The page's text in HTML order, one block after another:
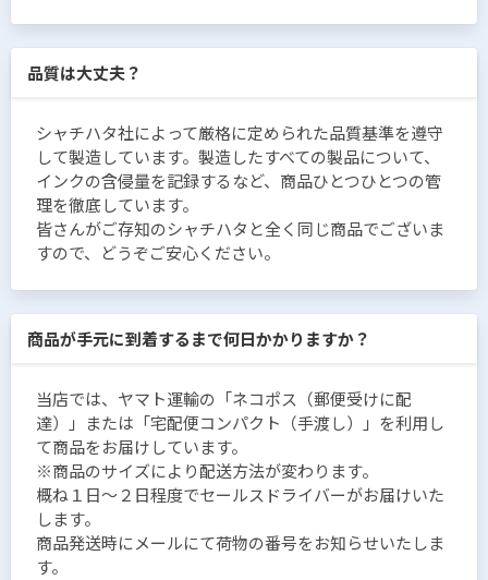
品質は大丈夫？
シャチハタ社によって厳格に定められた品質基準を遵守
して製造しています。製造したすべての製品について、
インクの含侵量を記録するなど、商品ひとつひとつの管
理を徹底しています。
皆さんがご存知のシャチハタと全く同じ商品でございま
すので、どうぞご安心ください。
商品が手元に到着するまで何日かかりますか？
当店では、ヤマト運輸の「ネコポス（郵便受けに配
達）」または「宅配便コンパクト（手渡し）」を利用し
て商品をお届けしています。
※商品のサイズにより配送方法が変わります。
概ね１日〜２日程度でセールスドライバーがお届けいた
します。
商品発送時にメールにて荷物の番号をお知らせいたしま
す。